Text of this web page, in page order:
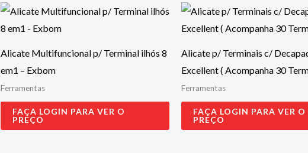
Alicate Multifuncional p/ Terminal ilhós 8
em1 – Exbom
Ferramentas
FAÇA LOGIN PARA VER O
PREÇO
Alicate p/ Terminais c/
Excellent ( Acompanha 30
Ferramentas
FAÇA LOGIN PARA VER O
PREÇO